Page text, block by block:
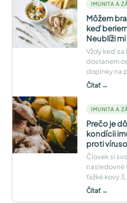
IMUNITA A
Môžem
keď
Neublíži
Vždy keď
dostanem
doplnky na
Čítať →
IMUNITA A
Prečo je
kondícii
proti
Človek si
nasledovné
ťažké kovy
Čítať →